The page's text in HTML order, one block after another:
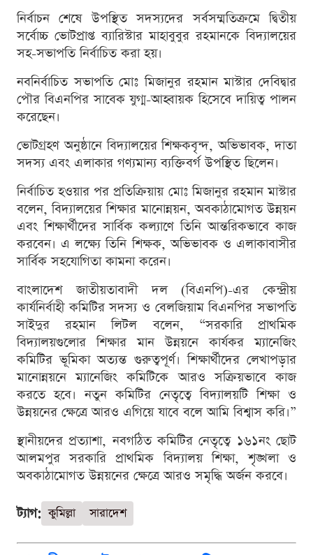
নির্বাচন শেষে উপস্থিত সদস্যদের সর্বসম্মতিক্রমে দ্বিতীয়
সর্বোচ্চ ভোটপ্রাপ্ত ব্যারিস্টার মাহাবুবুর রহমানকে বিদ্যালয়ের
সহ-সভাপতি নির্বাচিত করা হয়।
নবনির্বাচিত সভাপতি মোঃ মিজানুর রহমান মাস্টার দেবিদ্বার
পৌর বিএনপির সাবেক যুগ্ম-আহ্বায়ক হিসেবে দায়িত্ব পালন
করেছেন।
ভোটগ্রহণ অনুষ্ঠানে বিদ্যালয়ের শিক্ষকবৃন্দ, অভিভাবক, দাতা
সদস্য এবং এলাকার গণ্যমান্য ব্যক্তিবর্গ উপস্থিত ছিলেন।
নির্বাচিত হওয়ার পর প্রতিক্রিয়ায় মোঃ মিজানুর রহমান মাস্টার
বলেন, বিদ্যালয়ের শিক্ষার মানোন্নয়ন, অবকাঠামোগত উন্নয়ন
এবং শিক্ষার্থীদের সার্বিক কল্যাণে তিনি আন্তরিকভাবে কাজ
করবেন। এ লক্ষ্যে তিনি শিক্ষক, অভিভাবক ও এলাকাবাসীর
সার্বিক সহযোগিতা কামনা করেন।
বাংলাদেশ জাতীয়তাবাদী দল (বিএনপি)-এর কেন্দ্রীয়
কার্যনির্বাহী কমিটির সদস্য ও বেলজিয়াম বিএনপির সভাপতি
সাইদুর রহমান লিটল বলেন, “সরকারি প্রাথমিক
বিদ্যালয়গুলোর শিক্ষার মান উন্নয়নে কার্যকর ম্যানেজিং
কমিটির ভূমিকা অত্যন্ত গুরুত্বপূর্ণ। শিক্ষার্থীদের লেখাপড়ার
মানোন্নয়নে ম্যানেজিং কমিটিকে আরও সক্রিয়ভাবে কাজ
করতে হবে। নতুন কমিটির নেতৃত্বে বিদ্যালয়টি শিক্ষা ও
উন্নয়নের ক্ষেত্রে আরও এগিয়ে যাবে বলে আমি বিশ্বাস করি।”
স্থানীয়দের প্রত্যাশা, নবগঠিত কমিটির নেতৃত্বে ১৬১নং ছোট
আলমপুর সরকারি প্রাথমিক বিদ্যালয় শিক্ষা, শৃঙ্খলা ও
অবকাঠামোগত উন্নয়নের ক্ষেত্রে আরও সমৃদ্ধি অর্জন করবে।
ট্যাগ: কুমিল্লা সারাদেশ